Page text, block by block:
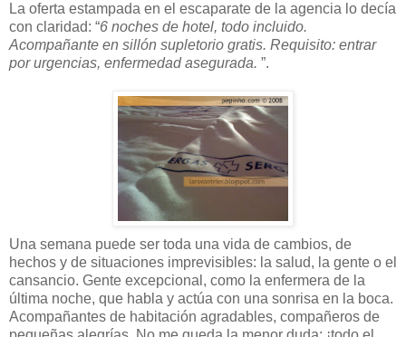
La oferta estampada en el escaparate de la agencia lo decía
con claridad: “6 noches de hotel, todo incluido.
Acompañante en sillón supletorio gratis. Requisito: entrar
por urgencias, enfermedad asegurada. ”.
Una semana puede ser toda una vida de cambios, de
hechos y de situaciones imprevisibles: la salud, la gente o el
cansancio. Gente excepcional, como la enfermera de la
última noche, que habla y actúa con una sonrisa en la boca.
Acompañantes de habitación agradables, compañeros de